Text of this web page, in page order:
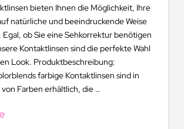
bieten Ihnen die Möglichkeit, Ihre
natürliche und beeindruckende Weise
Egal, ob Sie eine Sehkorrektur benötigen
Kontaktlinsen sind die perfekte Wahl
Look. Produktbeschreibung:
farbige Kontaktlinsen sind in
Farben erhältlich, die …